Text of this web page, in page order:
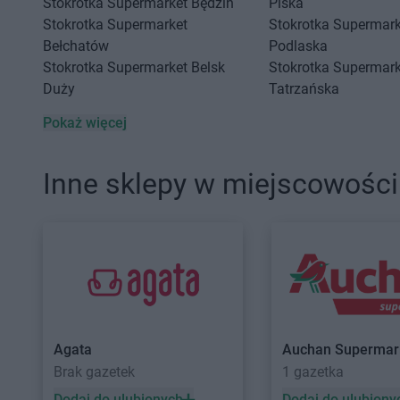
Stokrotka Supermarket
Bełchatów
Stokrotka Supermarket Belsk
Duży
Stokrotka
Podlaska
Stokrotka
Tatrzańska
Stokrotka Supermarket
Stokrotka Supermarket Dąbrowa
Stokrotka
Dąbrowica
Stokrotka Supermarket Stokrotka
Stokrotka Supermarket Galewice
Stokrotka Supermarket
Stokrotka Supermarket
Stokrotka
Giedlarowa
Stokrotka
Stokrotka
Pokaż więcej
Inne sklepy w
Agata
Brak gazetek
Auchan
1 gazetka